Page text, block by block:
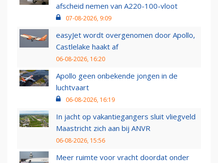
afscheid nemen van A220-100-vloot
07-08-2026, 9:09
easyJet wordt overgenomen door Apollo,
Castlelake haakt af
06-08-2026, 16:20
Apollo geen onbekende jongen in de
luchtvaart
06-08-2026, 16:19
In jacht op vakantiegangers sluit vliegveld
Maastricht zich aan bij ANVR
06-08-2026, 15:56
Meer ruimte voor vracht doordat onder